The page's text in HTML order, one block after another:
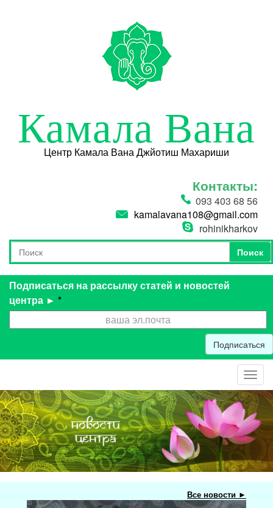
Камала Вана
Центр Камала Вана Джйотиш Махариши
Контакты:
093 403 68 56
kamalavana108@gmail.com
rohinikharkov
Форма поиска
Поиск
Поиск
Подписаться на рассылку статей и новостей
центра ► *
Подписаться
Все новости ►